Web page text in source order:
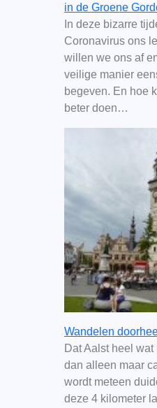
in de Groene
In deze bizarre
Coronavirus ons
willen we ons af
veilige manier
begeven. En hoe
beter doen…
Wandelen
Dat Aalst heel
dan alleen maar
wordt meteen
deze 4 kilometer